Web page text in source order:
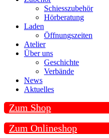
Schiesszubehör
Hörberatung
Laden
Öffnungszeiten
Atelier
Über uns
Geschichte
Verbände
News
Aktuelles
Zum Shop
Zum Onlineshop